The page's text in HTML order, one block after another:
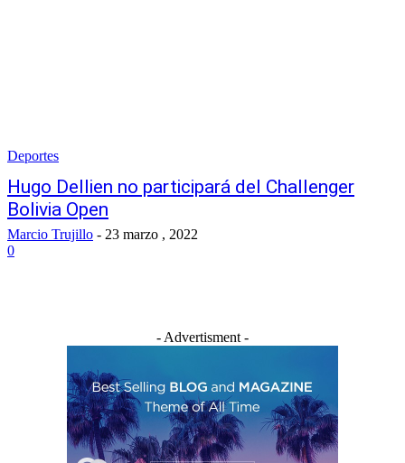
Deportes
Hugo Dellien no participará del Challenger
Bolivia Open
Marcio Trujillo - 23 marzo , 2022
0
- Advertisment -